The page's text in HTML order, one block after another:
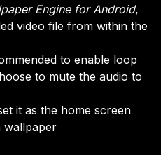
Engine for Android,
video file from within the
to enable loop
to mute the audio to
it as the home screen
wallpaper